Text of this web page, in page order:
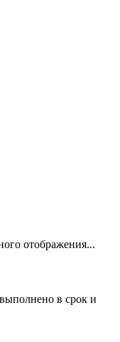
отображения...
в срок и